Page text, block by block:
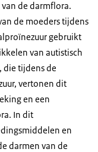
de darmflora.
de moeders tijdens
gebruikt
van autistisch
die tijdens de
vertonen dit
en een
In dit
en
darmen van de